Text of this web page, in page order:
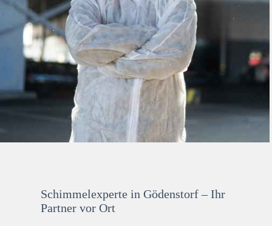
Schimmelexperte in Gödenstorf – Ihr
Partner vor Ort